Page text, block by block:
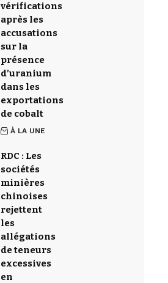
vérifications
après les
accusations
sur la
présence
d’uranium
dans les
exportations
de cobalt
À LA UNE
RDC : Les
sociétés
minières
chinoises
rejettent
les
allégations
de teneurs
excessives
en